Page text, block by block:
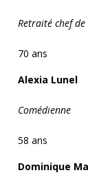
Retraité chef
70 ans
Alexia Lunel
Comédienne
58 ans
Dominique